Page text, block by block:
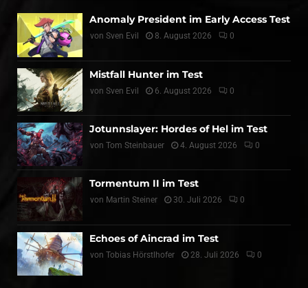
Anomaly President im Early Access Test
von Sven Evil 8. August 2026 0
Mistfall Hunter im Test
von Sven Evil 6. August 2026 0
Jotunnslayer: Hordes of Hel im Test
von Tom Steinbauer 4. August 2026 0
Tormentum II im Test
von Martin Steiner 30. Juli 2026 0
Echoes of Aincrad im Test
von Tobias Hörstlhofer 28. Juli 2026 0